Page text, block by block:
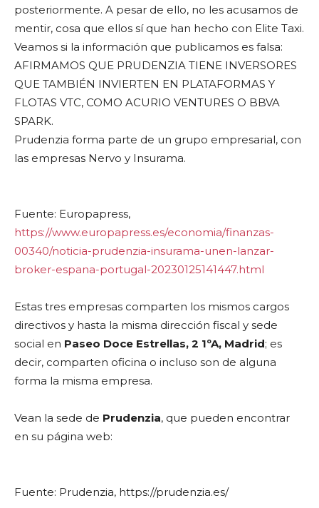
posteriormente. A pesar de ello, no les acusamos de
mentir, cosa que ellos sí que han hecho con Elite Taxi.
Veamos si la información que publicamos es falsa:
AFIRMAMOS QUE PRUDENZIA TIENE INVERSORES
QUE TAMBIÉN INVIERTEN EN PLATAFORMAS Y
FLOTAS VTC, COMO ACURIO VENTURES O BBVA
SPARK.
Prudenzia forma parte de un grupo empresarial, con
las empresas Nervo y Insurama.
Fuente: Europapress,
https://www.europapress.es/economia/finanzas-
00340/noticia-prudenzia-insurama-unen-lanzar-
broker-espana-portugal-20230125141447.html
Estas tres empresas comparten los mismos cargos
directivos y hasta la misma dirección fiscal y sede
social en Paseo Doce Estrellas, 2 1ºA, Madrid; es
decir, comparten oficina o incluso son de alguna
forma la misma empresa.
Vean la sede de Prudenzia, que pueden encontrar
en su página web:
Fuente: Prudenzia, https://prudenzia.es/